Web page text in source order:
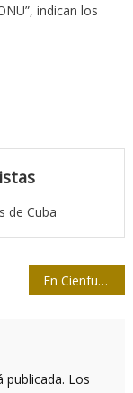
indican los
de Cuba
En Cienfuegos preparativos del X Congreso de la Upec
publicada. Los